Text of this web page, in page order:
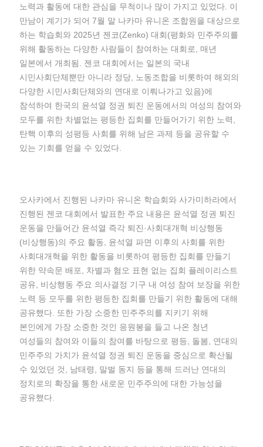
노력과 활동에 대한 관심을 무척이나 많이 가지고 있었다. 이
만남이 계기가 되어 7월 말 나카마 유니온 조합원을 대상으로
하는 학습회와 2025년 젠코(Zenko) 대회(평화와 민주주의를
위해 활동하는 다양한 사람들이 참여하는 대회로, 매년
일본에서 개최됨. 젠코 대회에서는 일본의 국내
시민사회단체뿐만 아니라 정당, 노동조합을 비롯하여 해외의
다양한 시민사회단체와의 연대로 이뤄나가고 있음)에
참석하여 한국의 윤석열 정권 퇴진 운동에서의 여성의 참여와
모두를 위한 차별없는 평등한 집회를 만들어가기 위한 노력,
탄핵 이후의 성평등 사회를 위해 남은 과제 등을 공유할 수
있는 기회를 얻을 수 있었다.
오사카에서 진행된 나카마 유니온 학습회와 사가미하라에서
진행된 젠코 대회에서 발표한 주요 내용은 윤석열 정권 퇴진
운동을 만들어간 윤석열 즉각 퇴진·사회대개혁 비상행동
(비상행동)의 주요 활동, 윤석열 파면 이후의 사회를 위한
사회대개혁을 위한 활동을 비롯하여 평등한 집회를 만들기
위한 약속문 배포, 차별과 혐오 표현 없는 집회 플레이리스트
공유, 비상행동 주요 의사결정 기구 내 여성 참여 보장을 위한
노력 등 모두를 위한 평등한 집회를 만들기 위한 활동에 대해
공유했다. 또한 가장 소중한 민주주의를 지키기 위해
본인에게 가장 소중한 것인 응원봉을 들고 나온 청년
여성들의 참여와 이들의 참여를 바탕으로 평등, 돌봄, 연대의
민주주의 가치가 윤석열 정권 퇴진 운동을 중심으로 확산될
수 있었던 것, 남태령, 말벌 동지 등을 통해 드러난 연대의
정치로의 확장을 통한 새로운 민주주의에 대한 가능성을
공유했다.